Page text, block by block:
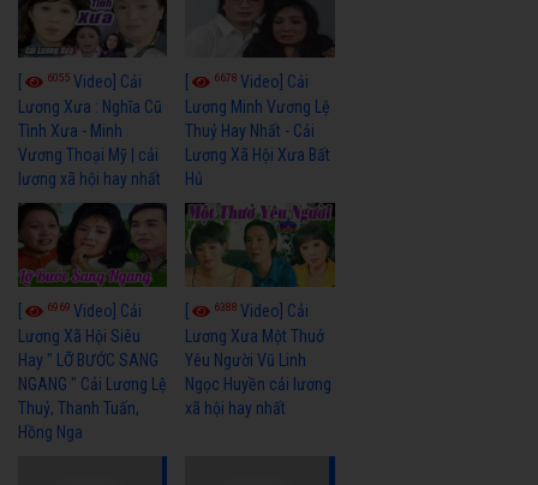
6055 Video] Cải
Lương Xưa : Nghĩa Cũ
Tình Xưa - Minh
Vương Thoại Mỹ | cải
lương xã hội hay nhất
6678Video] Cải
Lương Minh Vương Lệ
Thuỷ Hay Nhất - Cải
Lương Xã Hội Xưa Bất
Hủ
6969 Video] Cải
Lương Xã Hội Siêu
Hay " LỠ BƯỚC SANG
NGANG " Cải Lương Lệ
Thuỷ, Thanh Tuấn,
Hồng Nga
6388Video] Cải
Lương Xưa Một Thuở
Yêu Người Vũ Linh
Ngọc Huyền cải lương
xã hội hay nhất